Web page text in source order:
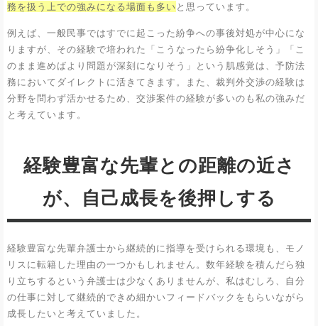
務を扱う上での強みになる場面も多いと思っています。
例えば、一般民事ではすでに起こった紛争への事後対処が中心にな
りますが、その経験で培われた「こうなったら紛争化しそう」「こ
のまま進めばより問題が深刻になりそう」という肌感覚は、予防法
務においてダイレクトに活きてきます。また、裁判外交渉の経験は
分野を問わず活かせるため、交渉案件の経験が多いのも私の強みだ
と考えています。
経験豊富な先輩との距離の近さ
が、自己成長を後押しする
経験豊富な先輩弁護士から継続的に指導を受けられる環境も、モノ
リスに転籍した理由の一つかもしれません。数年経験を積んだら独
り立ちするという弁護士は少なくありませんが、私はむしろ、自分
の仕事に対して継続的できめ細かいフィードバックをもらいながら
成長したいと考えていました。